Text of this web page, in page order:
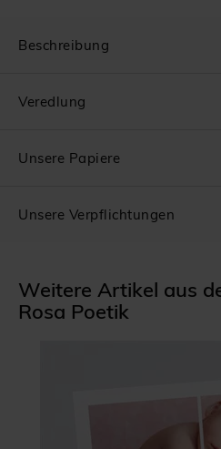
Weitere Artikel aus
Rosa Poetik
Beschreibung
Veredlung
Unsere Papiere
Unsere Verpflichtungen